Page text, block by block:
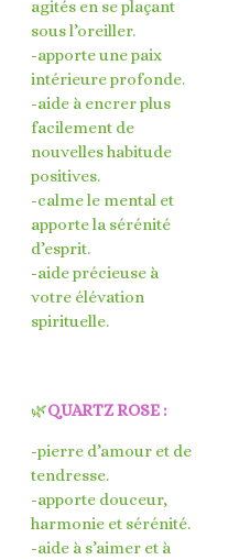
agités en se plaçant
sous l’oreiller.
-apporte une paix
intérieure profonde.
-aide à encrer plus
facilement de
nouvelles habitude
positives.
-calme le mental et
apporte la sérénité
d’esprit.
-aide précieuse à
votre élévation
spirituelle.
🌿QUARTZ ROSE :
-pierre d’amour et de
tendresse.
-apporte douceur,
harmonie et sérénité.
-aide à s’aimer et à